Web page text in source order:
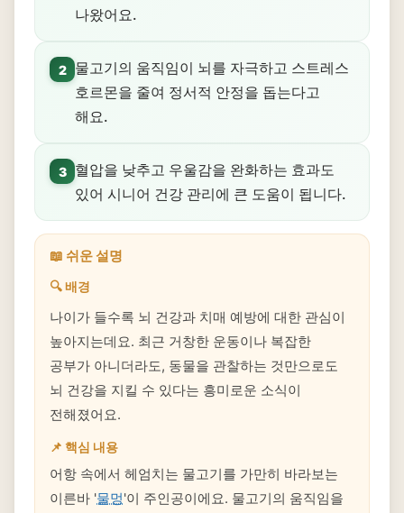
나왔어요.
2
물고기의 움직임이 뇌를 자극하고 스트레스
호르몬을 줄여 정서적 안정을 돕는다고
해요.
3
혈압을 낮추고 우울감을 완화하는 효과도
있어 시니어 건강 관리에 큰 도움이 됩니다.
📖 쉬운 설명
🔍 배경
나이가 들수록 뇌 건강과 치매 예방에 대한 관심이
높아지는데요. 최근 거창한 운동이나 복잡한
공부가 아니더라도, 동물을 관찰하는 것만으로도
뇌 건강을 지킬 수 있다는 흥미로운 소식이
전해졌어요.
📌 핵심 내용
어항 속에서 헤엄치는 물고기를 가만히 바라보는
이른바 '물멍'이 주인공이에요. 물고기의 움직임을